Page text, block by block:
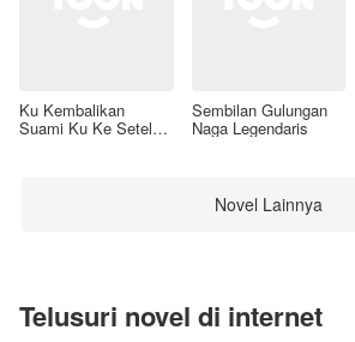
Ku Kembalikan
Suami Ku Ke Setelan
Sembilan Gulungan
Naga Legendaris
Novel Lainnya
Telusuri novel di internet